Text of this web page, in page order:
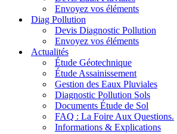
Envoyez vos éléments
Diag Pollution
Devis Diagnostic Pollution
Envoyez vos éléments
Actualités
Étude Géotechnique
Étude Assainissement
Gestion des Eaux Pluviales
Diagnostic Pollution Sols
Documents Étude de Sol
FAQ : La Foire Aux Questions.
Informations & Explications